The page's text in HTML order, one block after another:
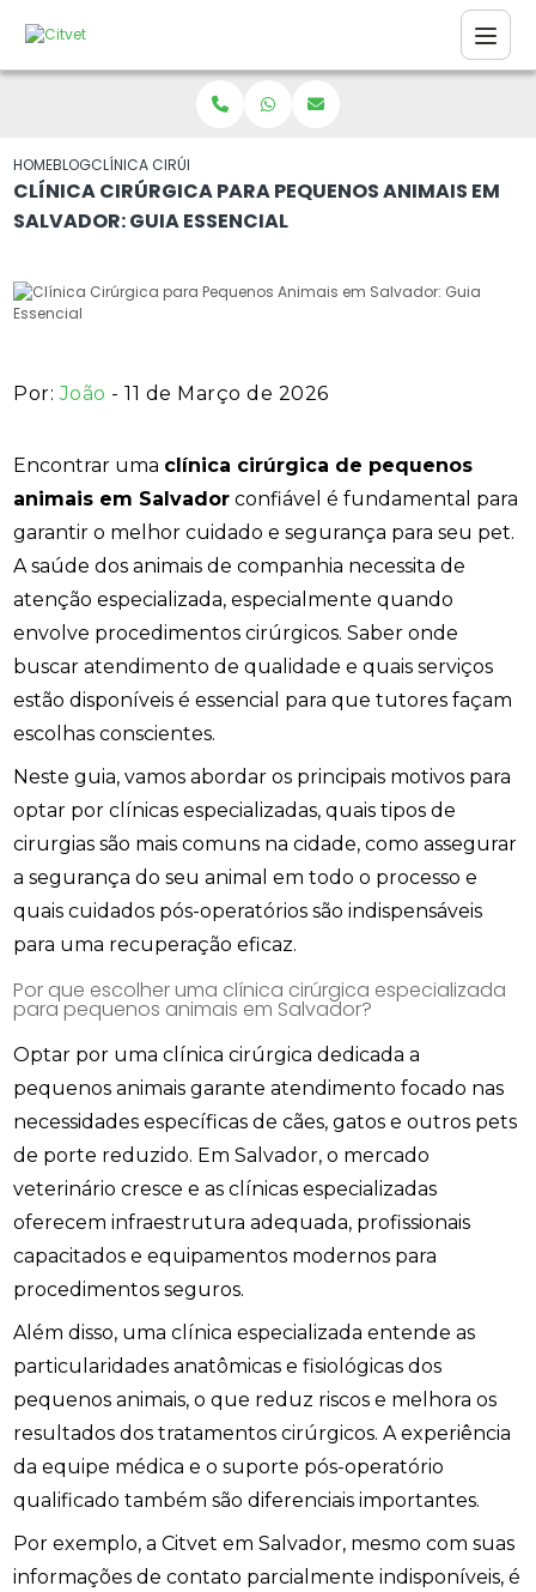
HOMEBLOGCLÍNICA CIRÚRGICA PARA PEQUENOS ANIMAIS EM SALVADOR:
CLÍNICA CIRÚRGICA PARA PEQUENOS ANIMAIS EM
SALVADOR: GUIA ESSENCIAL
Por:João - 11 de Março de 2026
Encontrar uma clínica cirúrgica de pequenos
animais em Salvador confiável é fundamental para
garantir o melhor cuidado e segurança para seu pet.
A saúde dos animais de companhia necessita de
atenção especializada, especialmente quando
envolve procedimentos cirúrgicos. Saber onde
buscar atendimento de qualidade e quais serviços
estão disponíveis é essencial para que tutores façam
escolhas conscientes.
Neste guia, vamos abordar os principais motivos para
optar por clínicas especializadas, quais tipos de
cirurgias são mais comuns na cidade, como assegurar
a segurança do seu animal em todo o processo e
quais cuidados pós-operatórios são indispensáveis
para uma recuperação eficaz.
Por que escolher uma clínica cirúrgica especializada
para pequenos animais em Salvador?
Optar por uma clínica cirúrgica dedicada a
pequenos animais garante atendimento focado nas
necessidades específicas de cães, gatos e outros pets
de porte reduzido. Em Salvador, o mercado
veterinário cresce e as clínicas especializadas
oferecem infraestrutura adequada, profissionais
capacitados e equipamentos modernos para
procedimentos seguros.
Além disso, uma clínica especializada entende as
particularidades anatômicas e fisiológicas dos
pequenos animais, o que reduz riscos e melhora os
resultados dos tratamentos cirúrgicos. A experiência
da equipe médica e o suporte pós-operatório
qualificado também são diferenciais importantes.
Por exemplo, a Citvet em Salvador, mesmo com suas
informações de contato parcialmente indisponíveis, é